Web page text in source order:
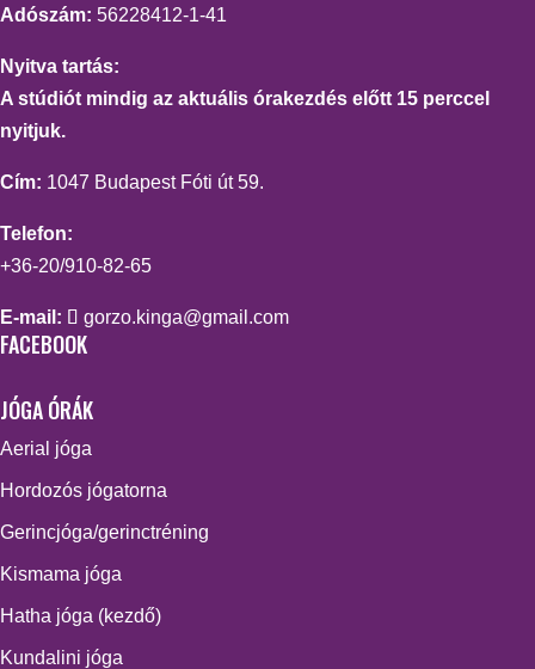
Adószám: 56228412-1-41
Nyitva tartás:
A stúdiót mindig az aktuális órakezdés előtt 15 perccel
nyitjuk.
Cím: 1047 Budapest Fóti út 59.
Telefon:
+36-20/910-82-65
E-mail: gorzo.kinga@gmail.com
FACEBOOK
JÓGA ÓRÁK
Aerial jóga
Hordozós jógatorna
Gerincjóga/gerinctréning
Kismama jóga
Hatha jóga (kezdő)
Kundalini jóga